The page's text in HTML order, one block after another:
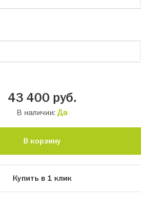
43 400 руб.
В наличии: Да
В корзину
Купить в 1 клик